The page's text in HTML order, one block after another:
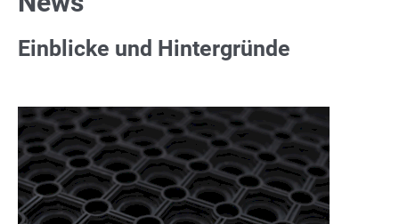
Einblicke und Hintergründe